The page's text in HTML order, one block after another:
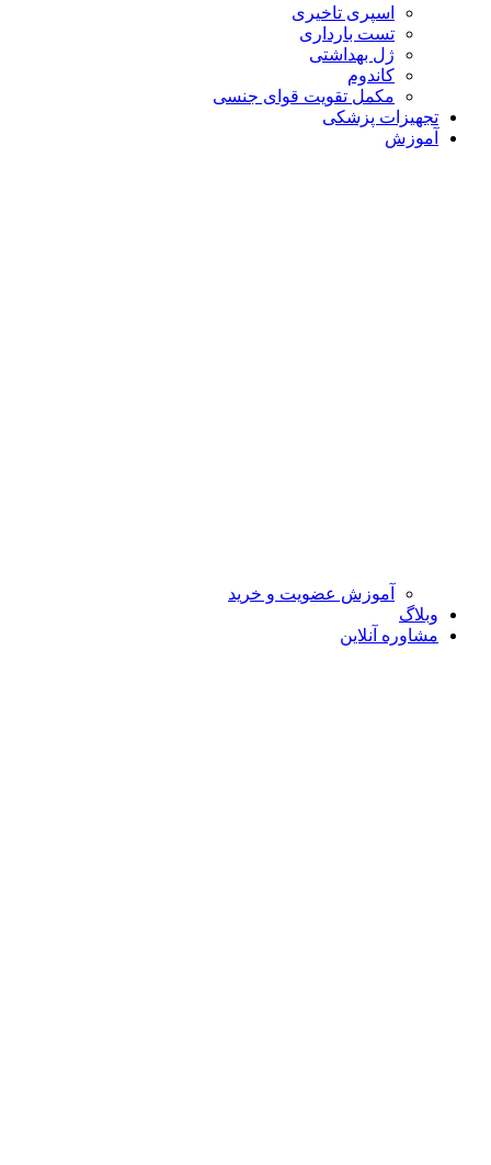
اسپری تاخیری
تست بارداری
ژل بهداشتی
کاندوم
مکمل تقویت قوای جنسی
تجهیزات پزشکی
آموزش
آموزش عضویت و خرید
وبلاگ
مشاوره آنلاین